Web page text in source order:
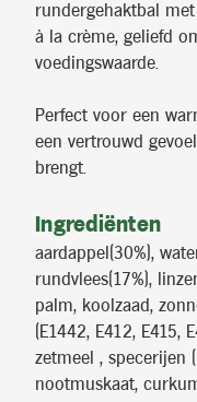
rundergehaktbal
à la crème, geliefd
voedingswaarde.
Perfect voor een
een vertrouwd
brengt.
Ingrediënten
aardappel(30%),
rundvlees(17%),
palm, koolzaad,
(E1442, E412, E415,
zetmeel , specerijen
nootmuskaat,